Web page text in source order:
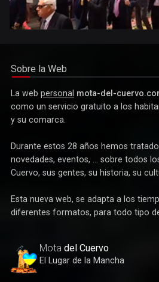
Sobre la Web
La web personal mota-del-
como un servicio gratuito a los
y su comarca.
Durante estos 28 años hemos
novedades, eventos, ... sobre todos
Cuervo, sus gentes, su historia, su
Esta nueva web, se adapta a los
diferentes formatos, para todo tipo
Mota del Cuervo
El Lugar de la Mancha